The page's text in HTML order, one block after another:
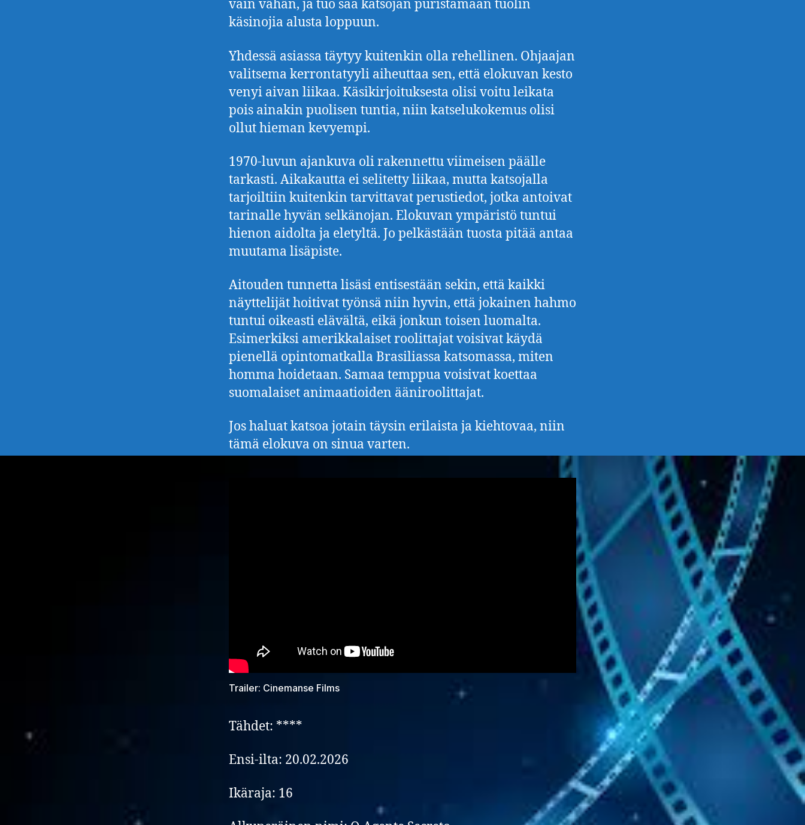
vain vähän, ja tuo saa katsojan puristamaan tuolin
käsinojia alusta loppuun.
Yhdessä asiassa täytyy kuitenkin olla rehellinen. Ohjaajan
valitsema kerrontatyyli aiheuttaa sen, että elokuvan kesto
venyi aivan liikaa. Käsikirjoituksesta olisi voitu leikata
pois ainakin puolisen tuntia, niin katselukokemus olisi
ollut hieman kevyempi.
1970-luvun ajankuva oli rakennettu viimeisen päälle
tarkasti. Aikakautta ei selitetty liikaa, mutta katsojalla
tarjoiltiin kuitenkin tarvittavat perustiedot, jotka antoivat
tarinalle hyvän selkänojan. Elokuvan ympäristö tuntui
hienon aidolta ja eletyltä. Jo pelkästään tuosta pitää antaa
muutama lisäpiste.
Aitouden tunnetta lisäsi entisestään sekin, että kaikki
näyttelijät hoitivat työnsä niin hyvin, että jokainen hahmo
tuntui oikeasti elävältä, eikä jonkun toisen luomalta.
Esimerkiksi amerikkalaiset roolittajat voisivat käydä
pienellä opintomatkalla Brasiliassa katsomassa, miten
homma hoidetaan. Samaa temppua voisivat koettaa
suomalaiset animaatioiden ääniroolittajat.
Jos haluat katsoa jotain täysin erilaista ja kiehtovaa, niin
tämä elokuva on sinua varten.
Trailer: Cinemanse Films
Tähdet: ****
Ensi-ilta: 20.02.2026
Ikäraja: 16